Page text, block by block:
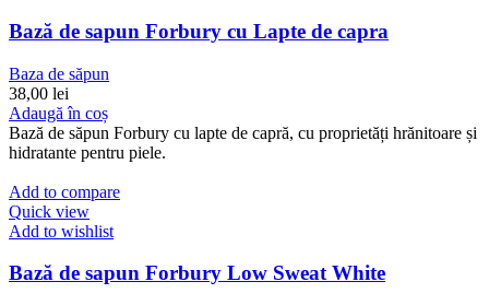
Bază de sapun Forbury cu Lapte de capra
Baza de săpun
38,00 lei
Adaugă în coș
Bază de săpun Forbury cu lapte de capră, cu proprietăți hrănitoare și
hidratante pentru piele.
Add to compare
Quick view
Add to wishlist
Bază de sapun Forbury Low Sweat White